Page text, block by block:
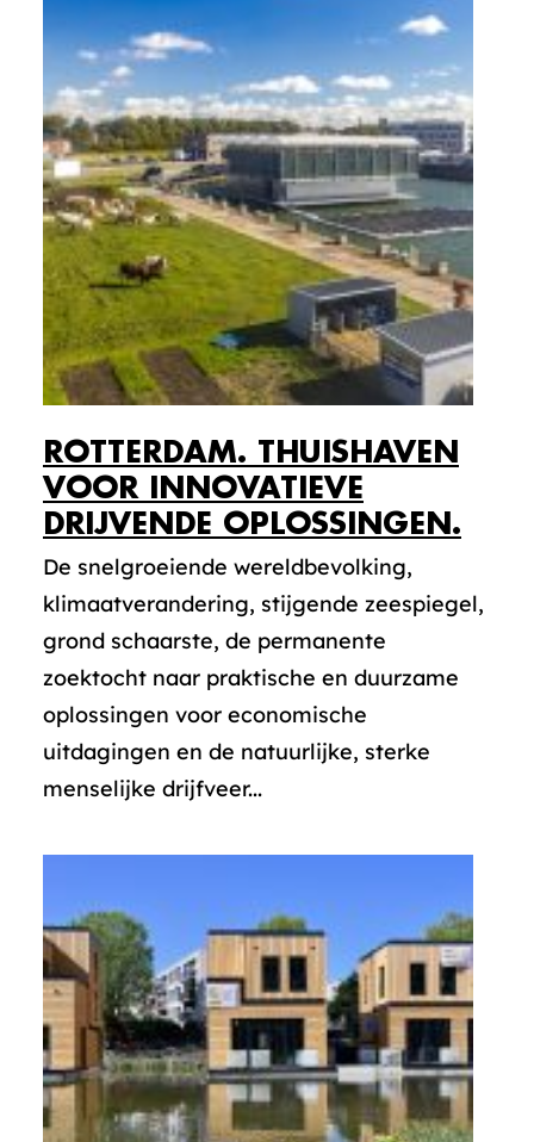
ROTTERDAM. THUISHAVEN
VOOR INNOVATIEVE
DRIJVENDE OPLOSSINGEN.
De snelgroeiende wereldbevolking,
klimaatverandering, stijgende zeespiegel,
grond schaarste, de permanente
zoektocht naar praktische en duurzame
oplossingen voor economische
uitdagingen en de natuurlijke, sterke
menselijke drijfveer...